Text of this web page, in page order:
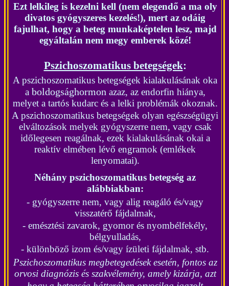
Ezt lelkileg is kezelni kell (nem elegendő a ma oly
divatos gyógyszeres kezelés!), mert az odáig
fajulhat, hogy a beteg munkaképtelen lesz, majd
egyáltalán nem megy emberek közé!
Pszichoszomatikus betegségek:
A pszichoszomatikus betegségek kialakulásának oka
a boldogsághormon azaz, az endorfin hiánya,
melyet a tartós kudarc és a lelki problémák okoznak.
A pszichoszomatikus betegségek olyan egészségügyi
elváltozások melyek gyógyszerre nem, vagy csak
időlegesen reagálnak, ezek kialakulásának okai a
reaktív elmében lévő engramok (emlékek
lenyomatai).
Néhány pszichoszomatikus betegség az
alábbiakban:
- gyógyszerre nem, vagy alig reagáló és/vagy
visszatérő fájdalmak,
- emésztési zavarok, gyomor és nyombélfekély,
bélgyulladás,
- különböző izom és/vagy ízületi fájdalmak, stb.
Pszichoszomatikus megbetegedések esetén, fontos az
orvosi diagnózis és szakvélemény, amely kizárja, azt